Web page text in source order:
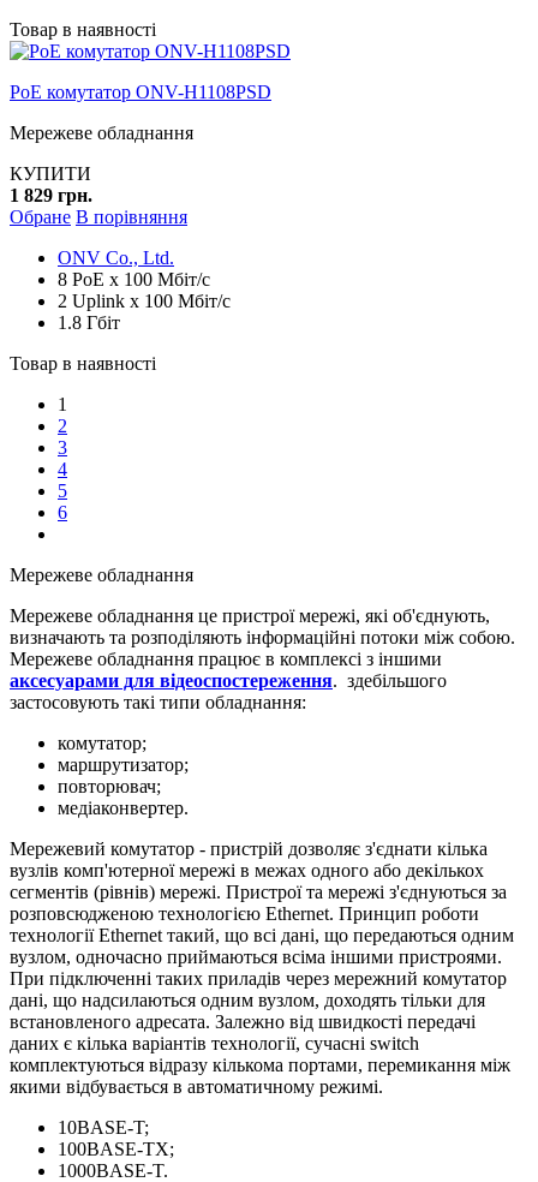
Товар в наявності
PoE комутатор ONV-H1108PSD
Мережеве обладнання
КУПИТИ
1 829 грн.
Обране В порівняння
ONV Co., Ltd.
8 PoE x 100 Мбіт/с
2 Uplink x 100 Мбіт/с
1.8 Гбіт
Товар в наявності
1
2
3
4
5
6
Мережеве обладнання
Мережеве обладнання це пристрої мережі, які об'єднують,
визначають та розподіляють інформаційні потоки між собою.
Мережеве обладнання працює в комплексі з іншими
аксесуарами для відеоспостереження. здебільшого
застосовують такі типи обладнання:
комутатор;
маршрутизатор;
повторювач;
медіаконвертер.
Мережевий комутатор - пристрій дозволяє з'єднати кілька
вузлів комп'ютерної мережі в межах одного або декількох
сегментів (рівнів) мережі. Пристрої та мережі з'єднуються за
розповсюдженою технологією Ethernet. Принцип роботи
технології Ethernet такий, що всі дані, що передаються одним
вузлом, одночасно приймаються всіма іншими пристроями.
При підключенні таких приладів через мережний комутатор
дані, що надсилаються одним вузлом, доходять тільки для
встановленого адресата. Залежно від швидкості передачі
даних є кілька варіантів технології, сучасні switch
комплектуються відразу кількома портами, перемикання між
якими відбувається в автоматичному режимі.
10BASE-T;
100BASE-TX;
1000BASE-T.